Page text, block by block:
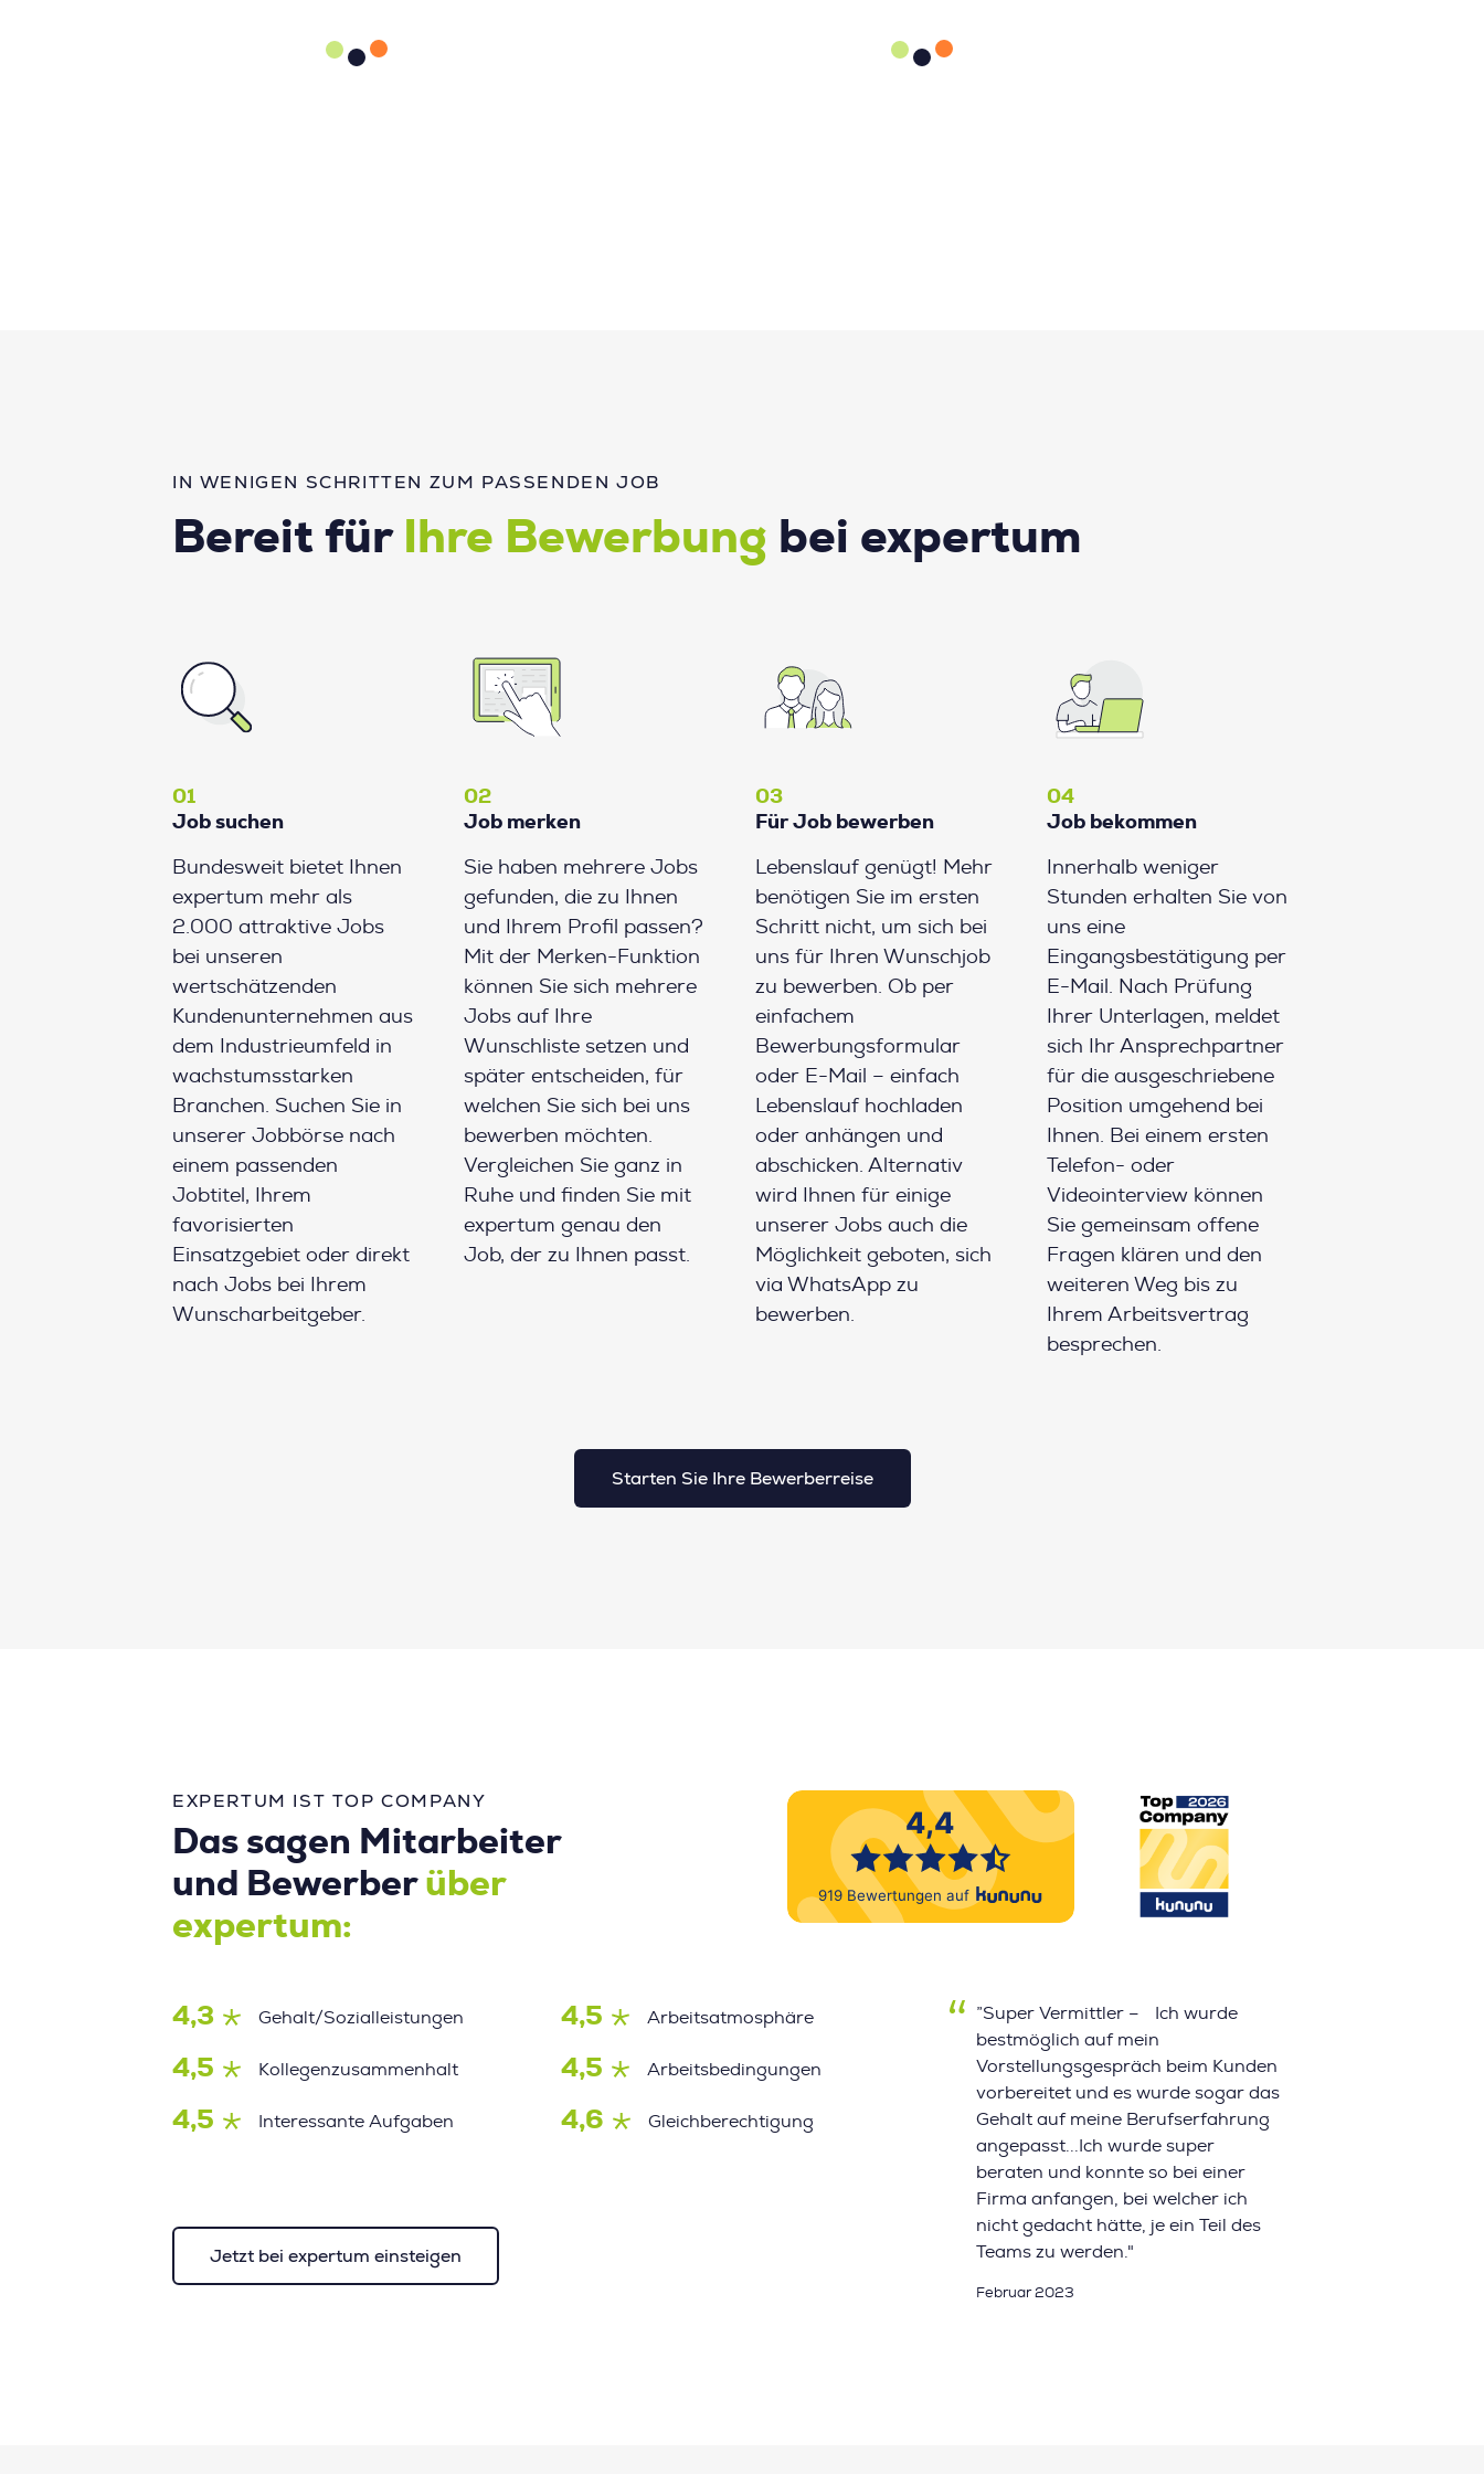
IN WENIGEN SCHRITTEN ZUM PASSENDEN JOB
Bereit für Ihre Bewerbung bei expertum
01
Job suchen
Bundesweit bietet Ihnen
expertum mehr als
2.000 attraktive Jobs
bei unseren
wertschätzenden
Kundenunternehmen aus
dem Industrieumfeld in
wachstumsstarken
Branchen. Suchen Sie in
unserer Jobbörse nach
einem passenden
Jobtitel, Ihrem
favorisierten
Einsatzgebiet oder direkt
nach Jobs bei Ihrem
Wunscharbeitgeber.
02
Job merken
Sie haben mehrere Jobs
gefunden, die zu Ihnen
und Ihrem Profil passen?
Mit der Merken-Funktion
können Sie sich mehrere
Jobs auf Ihre
Wunschliste setzen und
später entscheiden, für
welchen Sie sich bei uns
bewerben möchten.
Vergleichen Sie ganz in
Ruhe und finden Sie mit
expertum genau den
Job, der zu Ihnen passt.
03
Für Job bewerben
Lebenslauf genügt! Mehr
benötigen Sie im ersten
Schritt nicht, um sich bei
uns für Ihren Wunschjob
zu bewerben. Ob per
einfachem
Bewerbungsformular
oder E-Mail – einfach
Lebenslauf hochladen
oder anhängen und
abschicken. Alternativ
wird Ihnen für einige
unserer Jobs auch die
Möglichkeit geboten, sich
via WhatsApp zu
bewerben.
04
Job bekommen
Innerhalb weniger
Stunden erhalten Sie von
uns eine
Eingangsbestätigung per
E-Mail. Nach Prüfung
Ihrer Unterlagen, meldet
sich Ihr Ansprechpartner
für die ausgeschriebene
Position umgehend bei
Ihnen. Bei einem ersten
Telefon- oder
Videointerview können
Sie gemeinsam offene
Fragen klären und den
weiteren Weg bis zu
Ihrem Arbeitsvertrag
besprechen.
Starten Sie Ihre Bewerberreise
EXPERTUM IST TOP COMPANY
Das sagen Mitarbeiter
und Bewerber über
expertum:
4,3 Gehalt/Sozialleistungen 4,5 Arbeitsatmosphäre
4,5 Kollegenzusammenhalt 4,5 Arbeitsbedingungen
4,5 Interessante Aufgaben 4,6 Gleichberechtigung
Jetzt bei expertum einsteigen
”Super Vermittler – Ich wurde
bestmöglich auf mein
Vorstellungsgespräch beim Kunden
vorbereitet und es wurde sogar das
Gehalt auf meine Berufserfahrung
angepasst...Ich wurde super
beraten und konnte so bei einer
Firma anfangen, bei welcher ich
nicht gedacht hätte, je ein Teil des
Teams zu werden."
Februar 2023